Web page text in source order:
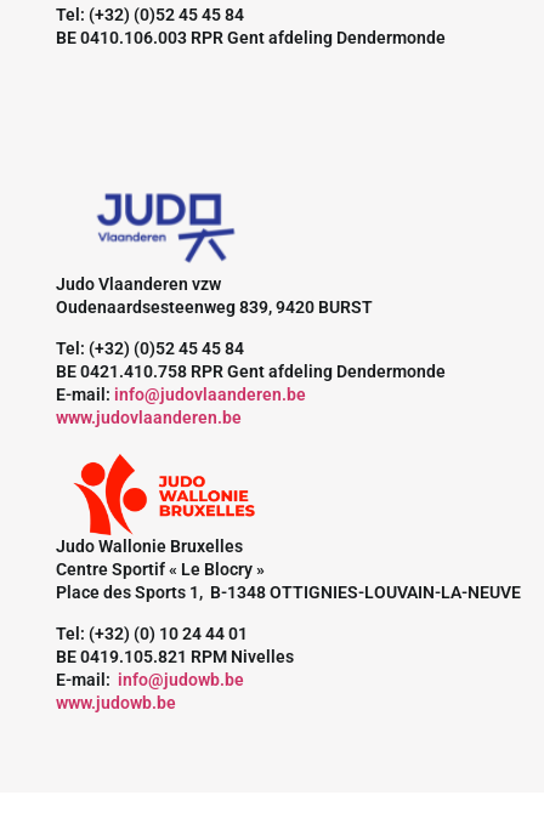
Tel: (+32) (0)52 45 45 84
BE 0410.106.003 RPR Gent afdeling Dendermonde
Judo Vlaanderen vzw
Oudenaardsesteenweg 839, 9420 BURST
Tel: (+32) (0)52 45 45 84
BE 0421.410.758 RPR Gent afdeling Dendermonde
E-mail: info@judovlaanderen.be
www.judovlaanderen.be
Judo Wallonie Bruxelles
Centre Sportif « Le Blocry »
Place des Sports 1, B-1348 OTTIGNIES-LOUVAIN-LA-NEUVE
Tel: (+32) (0) 10 24 44 01
BE 0419.105.821 RPM Nivelles
E-mail: info@judowb.be
www.judowb.be